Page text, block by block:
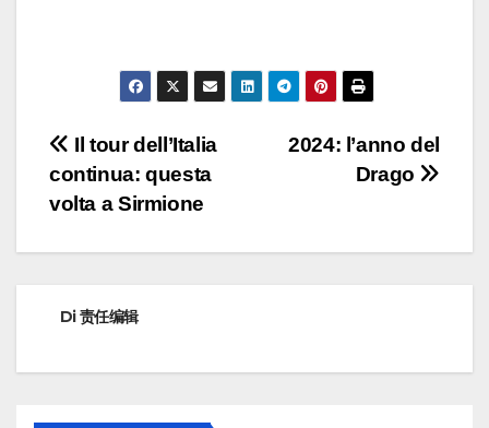
Navigazione
articoli
2024: l’anno del
Drago
Il tour dell’Italia
continua: questa
volta a Sirmione
Di责任编辑